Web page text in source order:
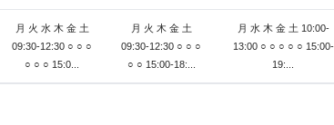
月 火 水 木 金 土
09:30-12:30 ○ ○ ○
○ ○ ○ 15:0...
月 火 木 金 土
09:30-12:30 ○ ○ ○
○ ○ 15:00-18:...
月 水 木 金 土 10:00-
13:00 ○ ○ ○ ○ ○ 15:00-
19:...